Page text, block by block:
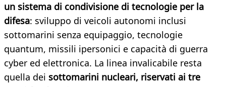
un sistema di condivisione di tecnologie per la
difesa: sviluppo di veicoli autonomi inclusi
sottomarini senza equipaggio, tecnologie
quantum, missili ipersonici e capacità di guerra
cyber ed elettronica. La linea invalicabile resta
quella dei sottomarini nucleari, riservati ai tre